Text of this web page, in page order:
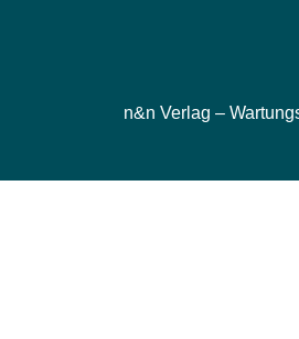
n&n Verlag –